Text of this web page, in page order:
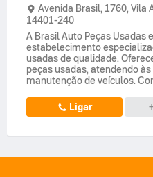
Avenida Brasil, 1760, Vila
14401-240
A Brasil Auto Peças Usadas
estabelecimento
usadas de qualidade.
peças usadas, atendendo
manutenção de veículos.
Ligar